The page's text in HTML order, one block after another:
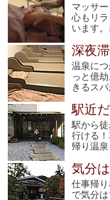
マッサ
心もリ
います
深夜
温泉に
っと億
きるスパ
駅近
駅から
行ける
帰り温泉
気分
仕事帰
で気分